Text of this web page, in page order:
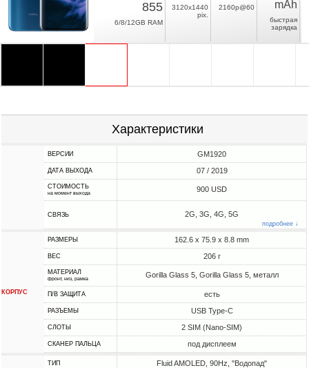
855
6/8/12GB RAM
3120x1440
pix.
2160p@60
mAh
быстрая
зарядка
Характеристики
ВЕРСИИ GM1920
ДАТА ВЫХОДА 07 / 2019
СТОИМОСТЬ
на момент выхода 900 USD
СВЯЗЬ 2G, 3G, 4G, 5G
подробнее ↓
КОРПУС
РАЗМЕРЫ 162.6 x 75.9 x 8.8 mm
ВЕС 206 г
МАТЕРИАЛ
фронт, низ, рамка Gorilla Glass 5, Gorilla Glass 5, металл
П/В ЗАЩИТА есть
РАЗЪЕМЫ USB Type-C
СЛОТЫ 2 SIM (Nano-SIM)
СКАНЕР ПАЛЬЦА под дисплеем
ТИП Fluid AMOLED, 90Hz, "Водопад"